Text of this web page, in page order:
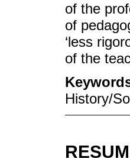
of the
of
‘less
of the
History/